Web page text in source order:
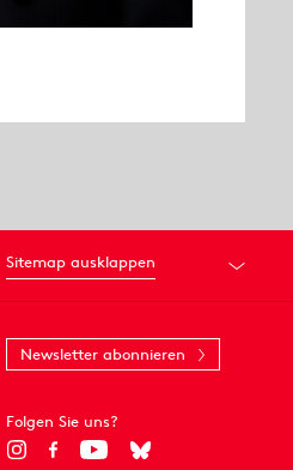
Sitemap ausklappen
Newsletter abonnieren
Folgen Sie uns?